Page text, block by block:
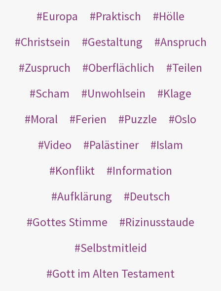
Europa
Praktisch
Hölle
Christsein
Gestaltung
Anspruch
Zuspruch
Oberflächlich
Teilen
Scham
Unwohlsein
Klage
Moral
Ferien Puzzle
Oslo
Video
Palästiner
Islam
Konflikt
Information
Aufklärung
Deutsch
Gottes Stimme
Rizinusstaude
Selbstmitleid
Gott im Alten Testament